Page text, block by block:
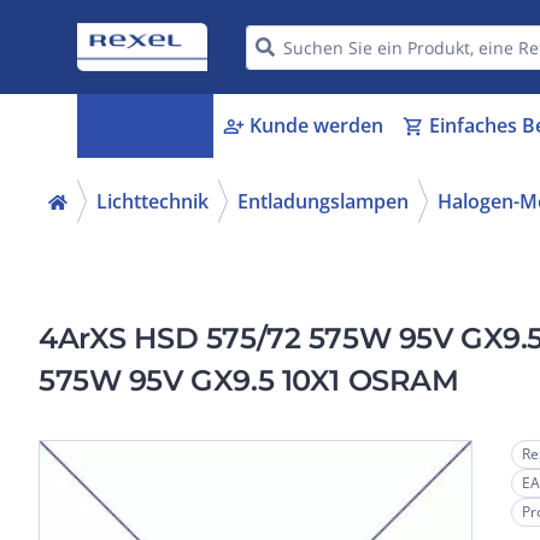
person_add Kunde werden shopping_cart Einfaches
Lichttechnik Entladungslampen Halogen-
4ArXS HSD 575/72 575W 95V
575W 95V GX9.5 10X1 OSRAM